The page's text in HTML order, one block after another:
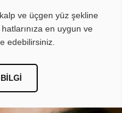
ve üçgen yüz şekline
en uygun ve
edebilirsiniz.